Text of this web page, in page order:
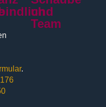
.
und
Team